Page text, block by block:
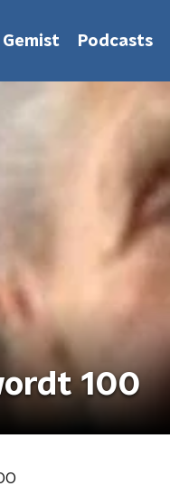
Gemist Podcasts
100